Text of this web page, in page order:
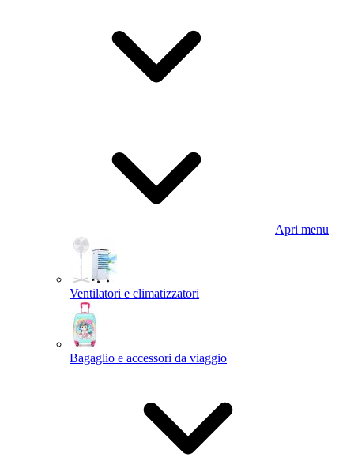
Apri menu
Ventilatori e climatizzatori
Bagaglio e accessori da viaggio